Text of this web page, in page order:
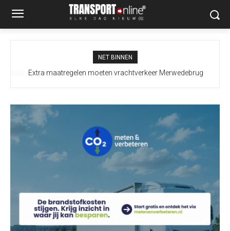
NET BINNEN
Extra maatregelen moeten vrachtverkeer Merwedebrug